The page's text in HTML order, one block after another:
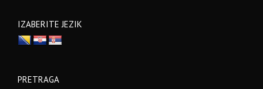
IZABERITE JEZIK
PRETRAGA